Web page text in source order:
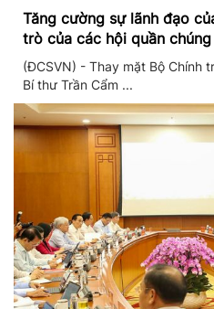
Tăng cường sự lãnh đạo
trò của các hội quần
triển mới
(ĐCSVN) - Thay mặt Bộ Chính
Bí thư Trần Cẩm ...